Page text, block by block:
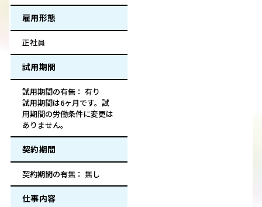
雇用形態
正社員
試用期間
試用期間の有無： 有り
試用期間は6ヶ月です。試
用期間の労働条件に変更は
ありません。
契約期間
契約期間の有無： 無し
仕事内容